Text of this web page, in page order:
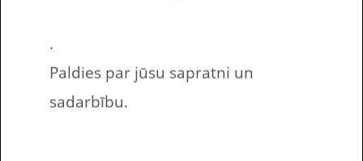
Nosūtīt uz e-pasta adresi
.
Paldies par jūsu sapratni un
sadarbību.